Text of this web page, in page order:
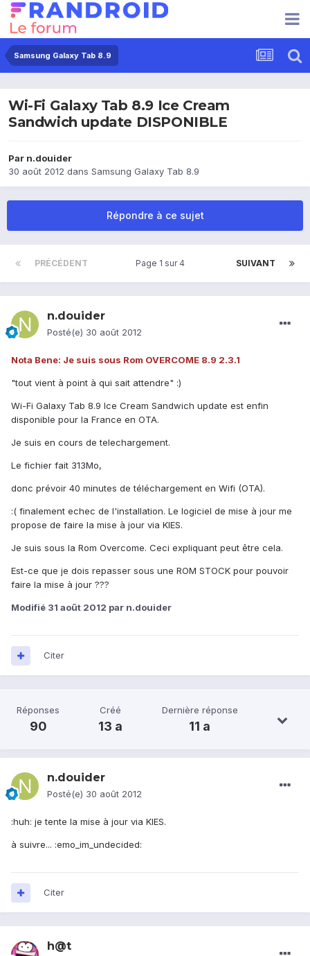
Samsung Galaxy Tab 8.9
Wi-Fi Galaxy Tab 8.9 Ice Cream
Sandwich update DISPONIBLE
Par n.douider
30 août 2012 dans Samsung Galaxy Tab 8.9
Répondre à ce sujet
PRÉCÉDENT SUIVANT
Page 1 sur 4
n.douider
Posté(e) 30 août 2012
Nota Bene: Je suis sous Rom OVERCOME 8.9 2.3.1
"tout vient à point à qui sait attendre" :)
Wi-Fi Galaxy Tab 8.9 Ice Cream Sandwich update est enfin
disponible pour la France en OTA.
Je suis en cours de telechargement.
Le fichier fait 313Mo,
donc prévoir 40 minutes de téléchargement en Wifi (OTA).
:( finalement echec de l'installation. Le logiciel de mise à jour me
propose de faire la mise à jour via KIES.
Je suis sous la Rom Overcome. Ceci expliquant peut être cela.
Est-ce que je dois repasser sous une ROM STOCK pour pouvoir
faire la mise à jour ???
Modifié 31 août 2012 par n.douider
Citer
Réponses
90
Créé
13 a
Dernière réponse
11 a
n.douider
Posté(e) 30 août 2012
:huh: je tente la mise à jour via KIES.
à suivre... :emo_im_undecided:
Citer
h@t